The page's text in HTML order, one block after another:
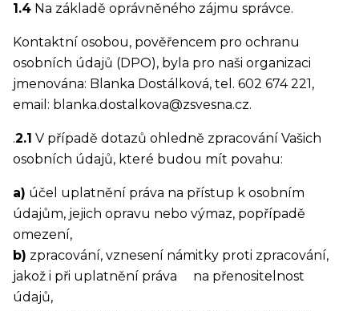
1.4 Na základě oprávněného zájmu správce.
Kontaktní osobou, pověřencem pro ochranu
osobních údajů (DPO), byla pro naši organizaci
jmenována: Blanka Dostálková, tel. 602 674 221,
email: blanka.dostalkova@zsvesna.cz.
.2.1 V případě dotazů ohledně zpracování Vašich
osobních údajů, které budou mít povahu:
a) účel uplatnění práva na přístup k osobním
údajům, jejich opravu nebo výmaz, popřípadě
omezení,
b) zpracování, vznesení námitky proti zpracování,
jakož i při uplatnění práva na přenositelnost
údajů,